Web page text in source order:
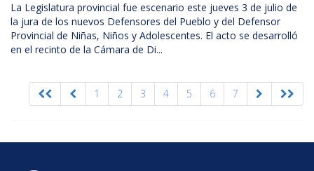
La Legislatura provincial fue escenario este jueves 3 de julio de
la jura de los nuevos Defensores del Pueblo y del Defensor
Provincial de Niñas, Niños y Adolescentes. El acto se desarrolló
en el recinto de la Cámara de Di...
1 2 3 4 5 6 7